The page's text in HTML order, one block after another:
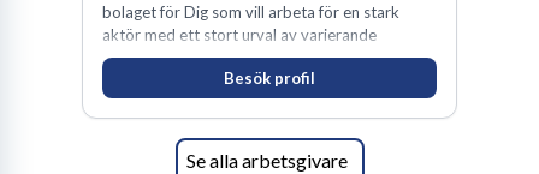
bolaget för Dig som vill arbeta för en stark
aktör med ett stort urval av varierande
uppdrag i hela Sverige både inom den privata
som offentliga sektorn.Besök profil
Se alla arbetsgivare